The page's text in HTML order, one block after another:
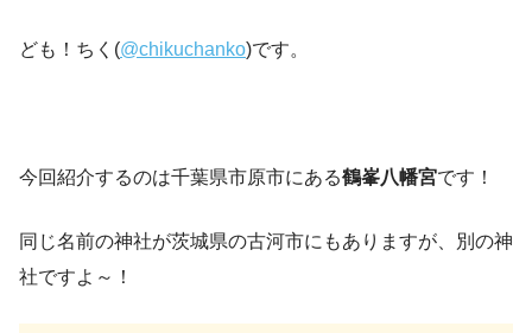
ども！ちく(@chikuchanko)です。
今回紹介するのは千葉県市原市にある鶴峯八幡宮です！
同じ名前の神社が茨城県の古河市にもありますが、別の神
社ですよ～！